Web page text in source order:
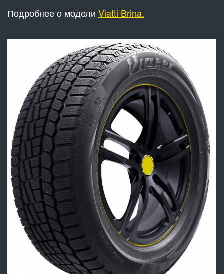
Подробнее о модели Viatti Brina.